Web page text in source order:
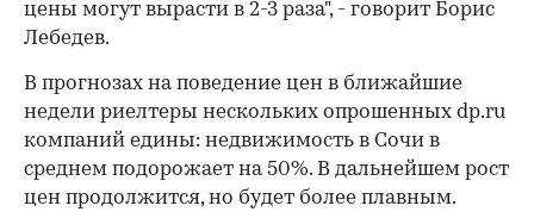
цены могут вырасти в 2-3 раза", - говорит Борис
Лебедев.
В прогнозах на поведение цен в ближайшие
недели риелтеры нескольких опрошенных dp.ru
компаний едины: недвижимость в Сочи в
среднем подорожает на 50%. В дальнейшем рост
цен продолжится, но будет более плавным.